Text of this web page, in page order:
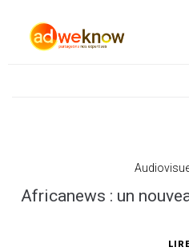
Africanews : un